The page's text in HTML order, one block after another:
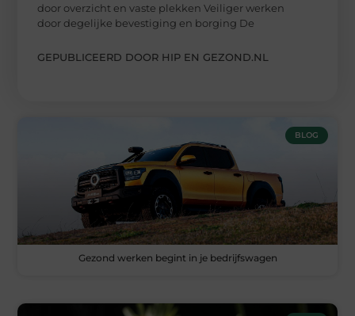
door overzicht en vaste plekken Veiliger werken
door degelijke bevestiging en borging De
GEPUBLICEERD DOOR HIP EN GEZOND.NL
BLOG
Gezond werken begint in je bedrijfswagen